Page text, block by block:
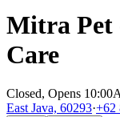
Mitra Pet
Care
Closed, Opens
East Java, 60293·+62